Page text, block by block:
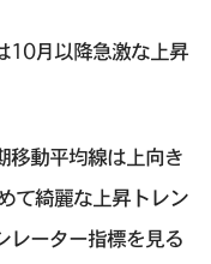
10月以降急激な上昇
移動平均線は上向き
て綺麗な上昇トレン
レーター指標を見る